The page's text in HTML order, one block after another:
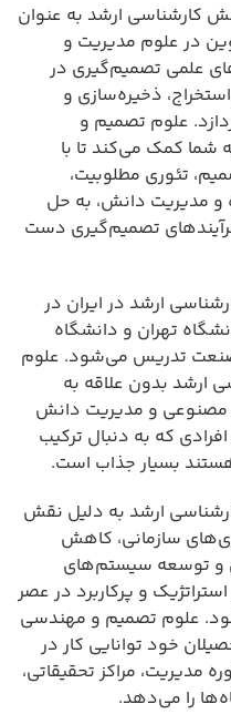
کارشناسی ارشد به عنوان
در علوم مدیریت و
علمی تصمیم‌گیری در
ذخیره‌سازی و
علوم تصمیم و
کمک می‌کند تا با
تئوری مطلوبیت،
مدیریت دانش، به حل
تصمیم‌گیری دست
ارشد در ایران در
تهران و دانشگاه
تدریس می‌شود. علوم
بدون علاقه به
مصنوعی و مدیریت دانش
که به دنبال ترکیب
بسیار جذاب است.
ارشد به دلیل نقش
سازمانی، کاهش
و توسعه سیستم‌های
و پرکاربرد در عصر
علوم تصمیم و مهندسی
خود توانایی کار در
مدیریت، مراکز تحقیقاتی،
را می‌دهد.